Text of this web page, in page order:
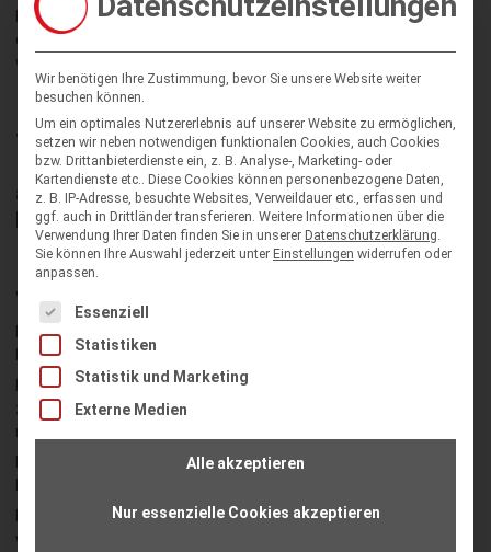
BounceManagers, in Kombination mit unserem MANAGER an, so
dass der Großteil dieser Prozesse automatisiert bearbeitet
werden und Ihnen somit hilft, Zeit und Geld einzusparen.
Im nachfolgenden Abschnitt können alle
technisch Interessierten weitere
Informationen, zum Ablauf von
automatischen Erkennungen der Bounces,
lesen.
Informationen zur automatisierten Erkennung
von Bounces
Der BounceManager schaut sich den Posteingang Ihres
Postfaches für Bounce Meldungen an und überprüft jede E-Mail.
Dabei versucht der Manager die Meldungen zu Kontakten
zuzuordnen und den Bounce Statuscode zu finden (SMTP-Codes
nach RFC-Norm).
Dadurch weiß der Manager, ob es sich um einen Soft- oder Hard-
Falls dieser Schritt funktioniert, befolgt das Modul die Regel,
welche Sie in der Konfiguration hinterlegt haben.
Wir benötigen Ihre Zustimmung, bevor Sie unsere Website weiter
besuchen können.
Um ein optimales Nutzererlebnis auf unserer Website zu ermöglichen,
setzen wir neben notwendigen funktionalen Cookies, auch Cookies
bzw. Drittanbieterdienste ein, z. B. Analyse-, Marketing- oder
Kartendienste etc.. Diese Cookies können personenbezogene Daten,
z. B. IP-Adresse, besuchte Websites, Verweildauer etc., erfassen und
ggf. auch in Drittländer transferieren. Weitere Informationen über die
Verwendung Ihrer Daten finden Sie in unserer Datenschutzerklärung.
Sie können Ihre Auswahl jederzeit unter Einstellungen widerrufen oder
anpassen.
Es folgt eine Liste der Service-Gruppen, für die eine
Essenziell
Statistiken
Statistik und Marketing
Externe Medien
Alle akzeptieren
Nur essenzielle Cookies akzeptieren